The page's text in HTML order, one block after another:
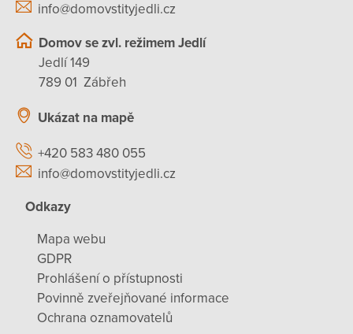
info@domovstityjedli.cz
Domov se zvl. režimem Jedlí
Jedlí 149
789 01 Zábřeh
Ukázat na mapě
+420 583 480 055
info@domovstityjedli.cz
Odkazy
Mapa webu
GDPR
Prohlášení o přístupnosti
Povinně zveřejňované informace
Ochrana oznamovatelů